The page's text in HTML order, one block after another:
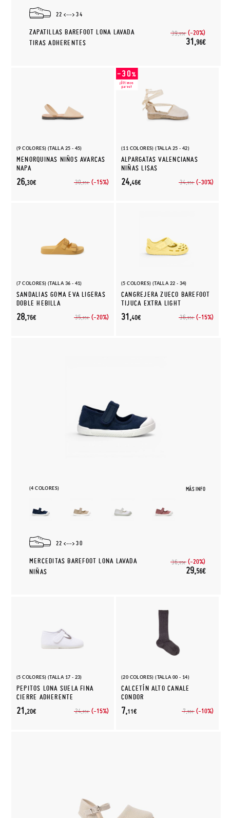
22 34
ZAPATILLAS BAREFOOT LONA LAVADA
TIRAS ADHERENTES
39,95€ (-20%)
31,96€
(9 COLORES) (TALLA 25 - 45)
MENORQUINAS NIÑOS AVARCAS
NAPA
30,95€ (-15%)
26,30€
(11 COLORES) (TALLA 25 - 42)
ALPARGATAS VALENCIANAS
NIÑAS LISAS
34,95€ (-30%)
24,46€
(7 COLORES) (TALLA 36 - 41)
SANDALIAS GOMA EVA LIGERAS
DOBLE HEBILLA
35,95€ (-20%)
28,76€
(5 COLORES) (TALLA 22 - 34)
CANGREJERA ZUECO BAREFOOT
TIJUCA EXTRA LIGHT
36,95€ (-15%)
31,40€
(4 COLORES) MÁS INFO
22 30
MERCEDITAS BAREFOOT LONA LAVADA
NIÑAS
36,95€ (-20%)
29,56€
(5 COLORES) (TALLA 17 - 23)
PEPITOS LONA SUELA FINA
CIERRE ADHERENTE
24,95€ (-15%)
21,20€
(20 COLORES) (TALLA 00 - 14)
CALCETÍN ALTO CANALE
CONDOR
7,90€ (-10%)
7,11€